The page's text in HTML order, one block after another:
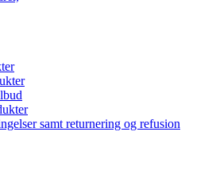
samt returnering og refusion